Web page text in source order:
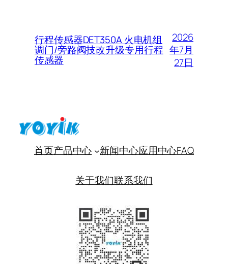
行程传感器DET350A 火电机组
调门/旁路阀技改升级专用行程
传感器
2026
年7月
27日
首页产品中心 新闻中心应用中心FAQ
关于我们联系我们